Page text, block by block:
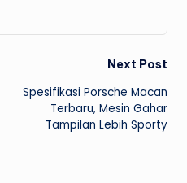
Next Post
Spesifikasi Porsche Macan
Terbaru, Mesin Gahar
Tampilan Lebih Sporty